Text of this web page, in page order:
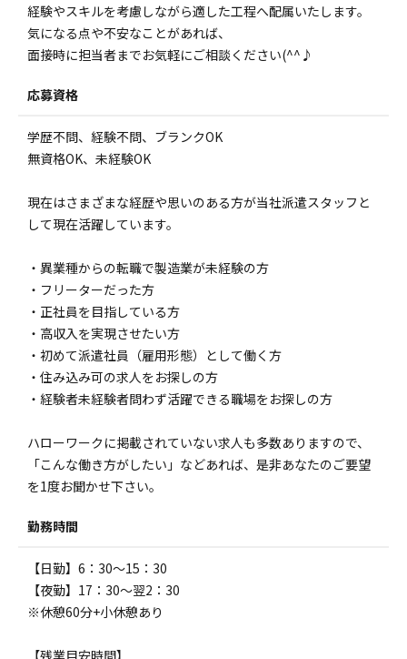
経験やスキルを考慮しながら適した工程へ配属いたします。
気になる点や不安なことがあれば、
面接時に担当者までお気軽にご相談ください(^^♪
応募資格
学歴不問、経験不問、ブランクOK
無資格OK、未経験OK
現在はさまざまな経歴や思いのある方が当社派遣スタッフと
して現在活躍しています。
・異業種からの転職で製造業が未経験の方
・フリーターだった方
・正社員を目指している方
・高収入を実現させたい方
・初めて派遣社員（雇用形態）として働く方
・住み込み可の求人をお探しの方
・経験者未経験者問わず活躍できる職場をお探しの方
ハローワークに掲載されていない求人も多数ありますので、
「こんな働き方がしたい」などあれば、是非あなたのご要望
を1度お聞かせ下さい。
勤務時間
【日勤】6：30～15：30
【夜勤】17：30～翌2：30
※休憩60分+小休憩あり